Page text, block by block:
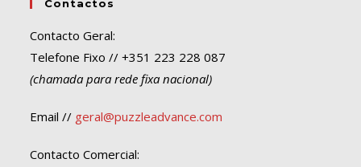
Contactos
Contacto Geral:
Telefone Fixo // +351 223 228 087
(chamada para rede fixa nacional)
Email // geral@puzzleadvance.com
Contacto Comercial: